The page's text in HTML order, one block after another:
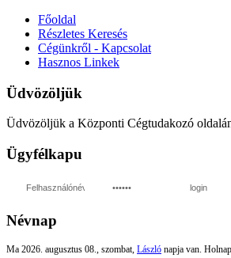
Főoldal
Részletes Keresés
Cégünkről - Kapcsolat
Hasznos Linkek
Üdvözöljük
Üdvözöljük a Központi Cégtudakozó
Ügyfélkapu
login
Névnap
Ma 2026. augusztus 08., szombat, László napja van. Holnap